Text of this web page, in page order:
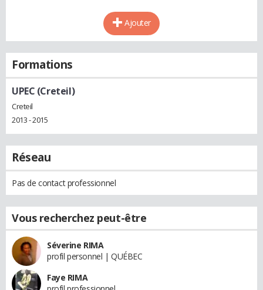
Ajouter
Formations
UPEC (Creteil)
Creteil
2013 - 2015
Réseau
Pas de contact professionnel
Vous recherchez peut-être
Séverine RIMA
profil personnel | QUÉBEC
Faye RIMA